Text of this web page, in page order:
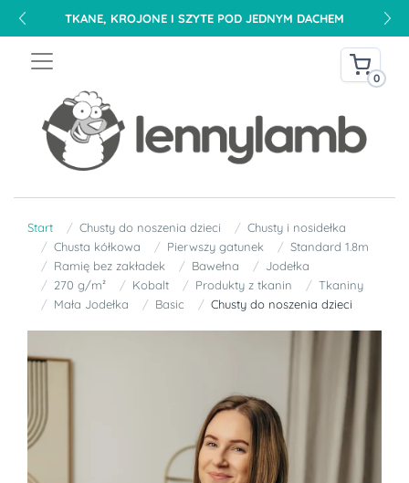
TKANE, KROJONE I SZYTE POD JEDNYM DACHEM
0
Start Chusty do noszenia dzieci
Chusty i nosidełka
Chusta kółkowa
Pierwszy gatunek
Standard 1.8m
Ramię bez zakładek
Bawełna
Jodełka
270 g/m²
Kobalt Produkty z tkanin
Tkaniny
Mała Jodełka
Basic Chusty do noszenia dzieci